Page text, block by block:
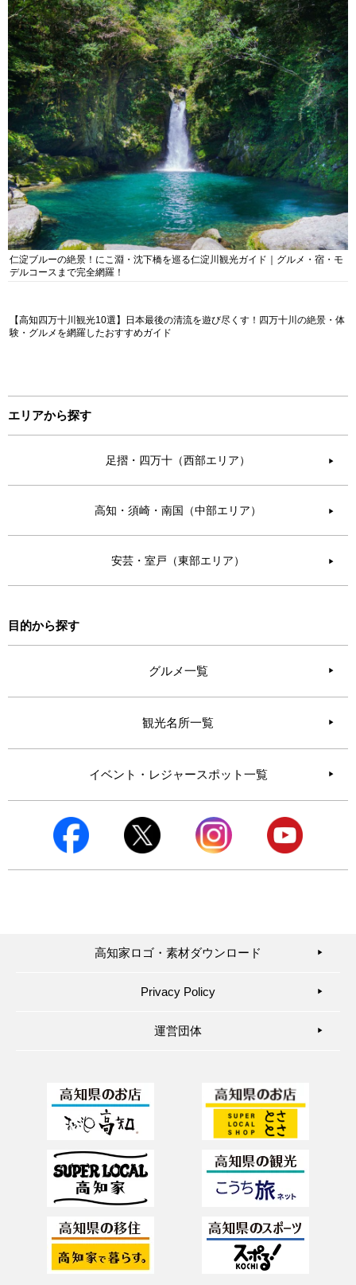
仁淀ブルーの絶景！にこ淵・沈下橋を巡る仁淀川観光ガイド｜グルメ・宿・モ
デルコースまで完全網羅！
【高知四万十川観光10選】日本最後の清流を遊び尽くす！四万十川の絶景・体
験・グルメを網羅したおすすめガイド
エリアから探す
足摺・四万十（西部エリア） ▶︎
高知・須崎・南国（中部エリア） ▶︎
安芸・室戸（東部エリア） ▶︎
目的から探す
グルメ一覧
観光名所一覧
イベント・レジャースポット一覧
高知家ロゴ・素材ダウンロード ▶︎
Privacy Policy ▶︎
運営団体 ▶︎